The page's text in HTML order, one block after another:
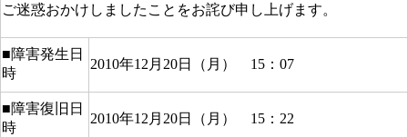
ご迷惑おかけしましたことをお詫び申し上げます。
■障害発生日
時
2010年12月20日（月） 15：07
■障害復旧日
時
2010年12月20日（月） 15：22